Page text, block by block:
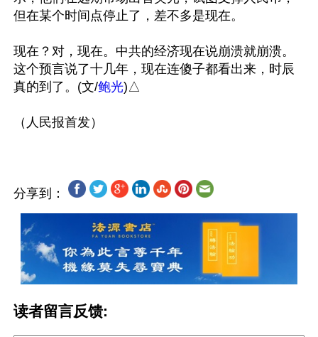
但在某个时间点停止了，差不多是现在。
现在？对，现在。中共的经济现在说崩溃就崩溃。
这个预言说了十几年，现在连傻子都看出来，时辰
真的到了。(文/鲍光)△
分享到：
读者留言反馈: